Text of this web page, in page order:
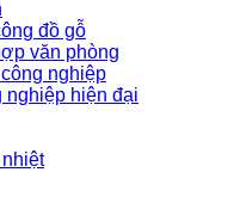
đồ gỗ
văn phòng
nghiệp
nghiệp hiện đại